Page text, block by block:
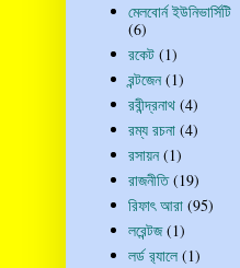
মেলবোর্ন ইউনিভার্সিটি
(6)
রকেট (1)
রন্টজেন (1)
রবীন্দ্রনাথ (4)
রম্য রচনা (4)
রসায়ন (1)
রাজনীতি (19)
রিফাৎ আরা (95)
লরেন্টজ (1)
লর্ড র‍্যালে (1)